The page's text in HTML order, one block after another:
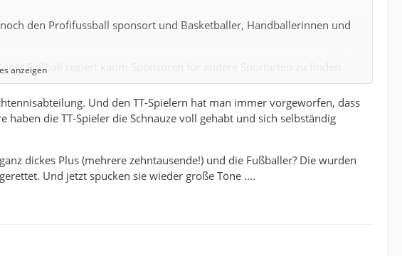
den Profifussball sponsort und Basketballer, Handballerinnen und
Fußball regiert kaum Sponsoren für andere Sportarten zu finden
Ex-Fußballspielers bei seinem Ex-Verein eine ganzseitige
Sportteil, versteht sich....
Fußballspiel aus ganz Europa breitgewalzt im Fernsehen finden kann,
zu schweigen von Badminton und Tischtennis. (Über die
ich mich ganz aus.
tatsächlich völlig aus der Luft gegriffen ist.....
anzeigen
Und den TT-Spielern hat man immer vorgeworfen, dass
die TT-Spieler die Schnauze voll gehabt und sich selbständig
dickes Plus (mehrere zehntausende!) und die Fußballer? Die wurden
Und jetzt spucken sie wieder große Töne ....